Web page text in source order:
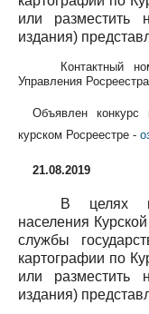
или
издания)
Контактный
Управления
Объявлен
курском Росреестре -
21.08.2019
В целях
населения
службы
картографии по
или
издания)